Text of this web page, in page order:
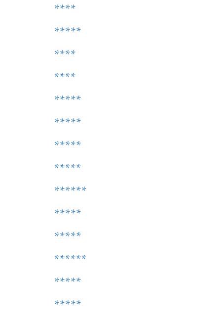
****
*****
****
****
*****
*****
*****
*****
******
*****
*****
******
*****
*****